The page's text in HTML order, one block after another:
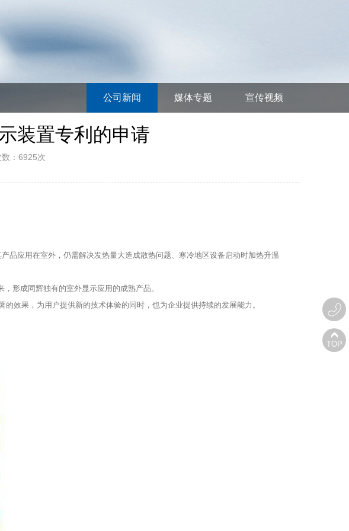
公司新闻 媒体专题 宣传视频
装置专利的申请
：6925次
应用在室外，仍需解决发热量大造成散热问题、寒冷地区设备启动时加热升温
形成同辉独有的室外显示应用的成熟产品。
效果，为用户提供新的技术体验的同时，也为企业提供持续的发展能力。
TOP